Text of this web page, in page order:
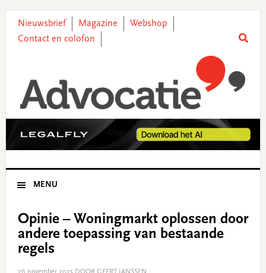
primary
main
primary
footer
Nieuwsbrief Magazine
Webshop
Contact en colofon
MENU
Opinie – Woningmarkt oplossen door
andere toepassing van bestaande
regels